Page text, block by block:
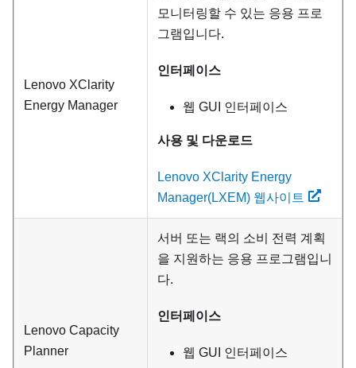
Lenovo XClarity
Energy Manager
모니터링할 수 있는 응용 프로
그램입니다.
인터페이스
웹 GUI 인터페이스
사용 및 다운로드
Lenovo XClarity Energy
Manager(LXEM) 웹사이트
Lenovo Capacity
Planner
서버 또는 랙의 소비 전력 계획
을 지원하는 응용 프로그램입니
다.
인터페이스
웹 GUI 인터페이스